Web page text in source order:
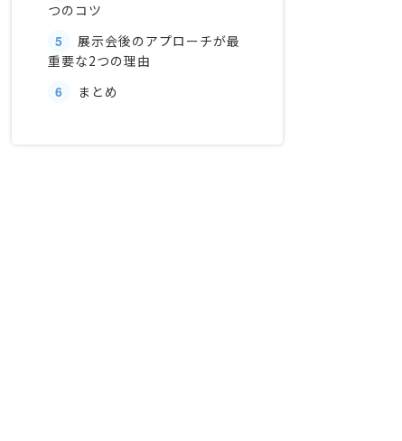
つのコツ
5
展示会後のアプローチが最
重要な2つの理由
6
まとめ